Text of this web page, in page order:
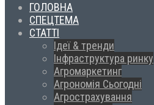
ГОЛОВНА
СПЕЦТЕМА
СТАТТІ
Ідеї & тренди
Інфраструктура ринку
Агромаркетинг
Агрономія Сьогодні
Агрострахування